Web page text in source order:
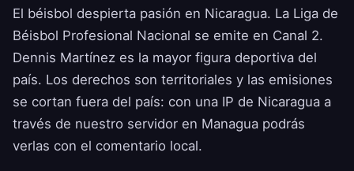
El béisbol despierta pasión en Nicaragua. La Liga de
Béisbol Profesional Nacional se emite en Canal 2.
Dennis Martínez es la mayor figura deportiva del
país. Los derechos son territoriales y las emisiones
se cortan fuera del país: con una IP de Nicaragua a
través de nuestro servidor en Managua podrás
verlas con el comentario local.